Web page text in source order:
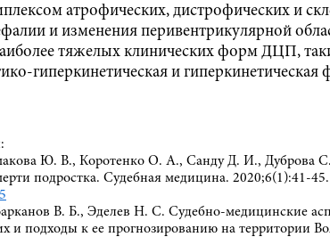
атрофических, дистрофических и
и изменения перивентрикулярной
тяжелых клинических форм ДЦП,
гиперкинетическая и
Ю. В., Коротенко О. А., Санду Д. И., Дуброва С.
подростка. Судебная медицина. 2020;6(1):41-45.
В. Б., Эделев Н. С. Судебно-медицинские
и подходы к ее прогнозированию на территории